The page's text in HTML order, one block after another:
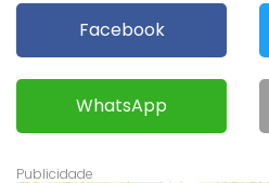
Facebook
WhatsApp